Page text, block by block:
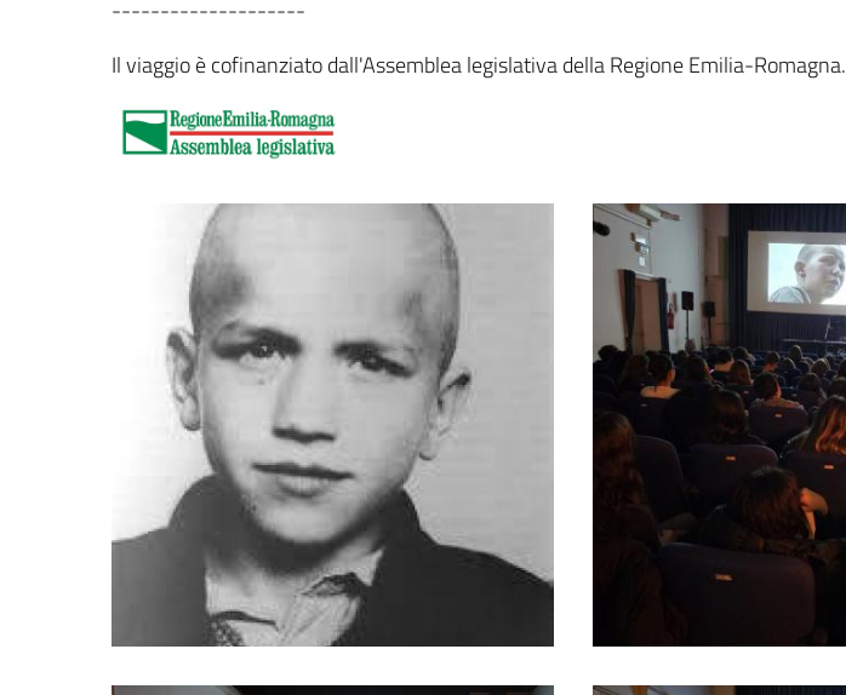
--------------------
Il viaggio è cofinanziato dall'Assemblea legislativa della Regione Emilia-Romagna.